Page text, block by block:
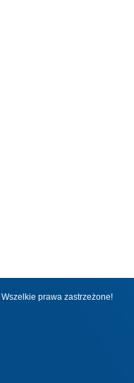
prawa zastrzeżone!